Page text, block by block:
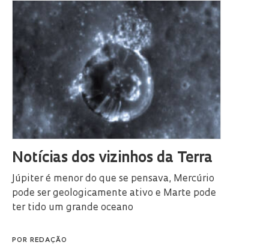
Notícias dos vizinhos da Terra
Júpiter é menor do que se pensava, Mercúrio
pode ser geologicamente ativo e Marte pode
ter tido um grande oceano
POR REDAÇÃO